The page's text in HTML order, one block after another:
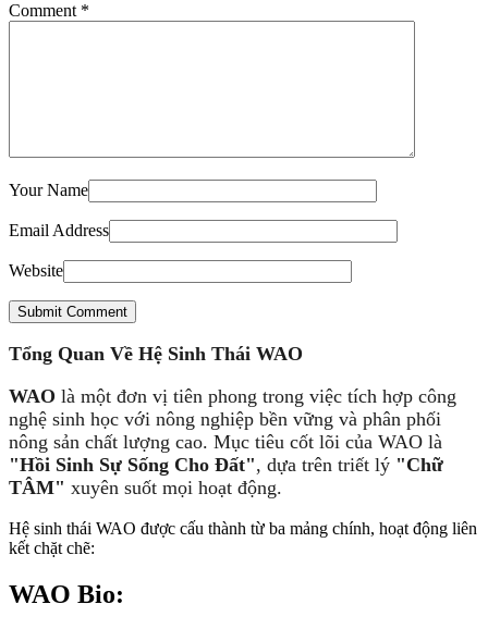
Comment *
Your Name
Email Address
Website
Submit Comment
Tổng Quan Về Hệ Sinh Thái WAO
WAO là một đơn vị tiên phong trong việc tích hợp công
nghệ sinh học với nông nghiệp bền vững và phân phối
nông sản chất lượng cao. Mục tiêu cốt lõi của WAO là
"Hồi Sinh Sự Sống Cho Đất", dựa trên triết lý "Chữ
TÂM" xuyên suốt mọi hoạt động.
Hệ sinh thái WAO được cấu thành từ ba mảng chính, hoạt động liên
kết chặt chẽ:
WAO Bio: